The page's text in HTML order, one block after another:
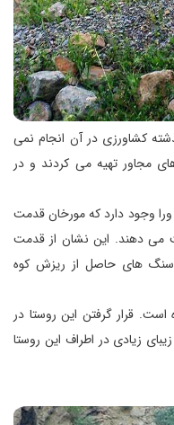
کشاورزی در آن انجام نمی
مجاور تهیه می کردند و در
وجود دارد که مورخان قدمت
می دهند. این نشان از قدمت
سنگ های حاصل از ریزش کوه
است. قرار گرفتن این روستا در
زیادی در اطراف این روستا